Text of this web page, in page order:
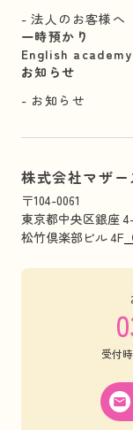
法人のお客様へ
一時預かり
English academy
お知らせ
お知らせ
株式会社マザー
〒104-0061
東京都中央区銀座
松竹倶楽部ビル 4F
受付